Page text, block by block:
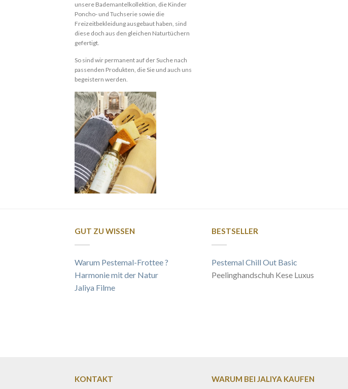
unsere Bademantelkollektion, die Kinder
Poncho- und Tuchserie sowie die
Freizeitbekleidung ausgebaut haben, sind
diese doch aus den gleichen Naturtüchern
gefertigt.
So sind wir permanent auf der Suche nach
passenden Produkten, die Sie und auch uns
begeistern werden.
GUT ZU WISSEN
Warum Pestemal-Frottee ?
Harmonie mit der Natur
Jaliya Filme
BESTSELLER
Pestemal Chill Out Basic
Peelinghandschuh Kese Luxus
KONTAKT WARUM BEI JALIYA KAUFEN